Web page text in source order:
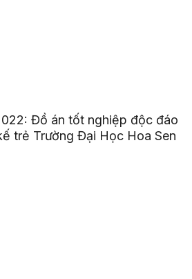
Đồ án tốt nghiệp độc đáo
trẻ Trường Đại Học Hoa Sen